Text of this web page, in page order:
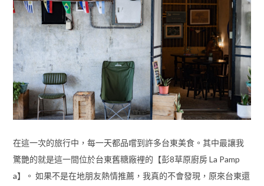
在這一次的旅行中，每一天都品嚐到許多台東美食。其中最讓我
驚艷的就是這一間位於台東舊糖廠裡的【彭8草原廚房 La Pamp
a】。 如果不是在地朋友熱情推薦，我真的不會發現，原來台東還